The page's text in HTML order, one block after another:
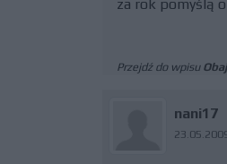
za rok pomyślą
Przejdź do wpisu
nani17